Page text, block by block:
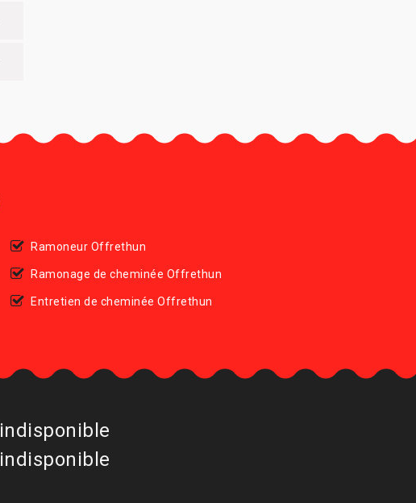
Ramoneur Offrethun
Ramonage de cheminée Offrethun
Entretien de cheminée Offrethun
indisponible
indisponible